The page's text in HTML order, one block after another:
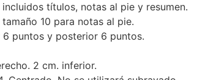
títulos, notas al pie y resumen.
10 para notas al pie.
puntos y posterior 6 puntos.
2 cm. inferior.